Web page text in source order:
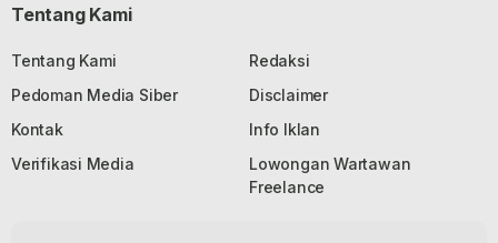
Tentang Kami
Tentang Kami
Redaksi
Pedoman Media Siber
Disclaimer
Kontak
Info Iklan
Verifikasi Media
Lowongan Wartawan
Freelance